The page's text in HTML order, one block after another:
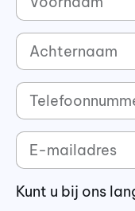
Kunt u bij ons